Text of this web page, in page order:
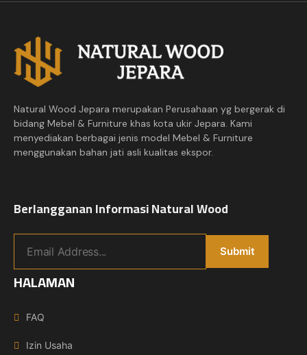
Natural Wood Jepara merupakan Perusahaan yg bergerak di
bidang Mebel & Furniture khas kota ukir Jepara. Kami
menyediakan berbagai jenis model Mebel & Furniture
menggunakan bahan jati asli kualitas ekspor.
Berlangganan Informasi Natural Wood
HALAMAN
FAQ
Izin Usaha